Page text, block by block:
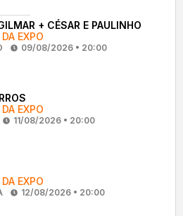
+ CÉSAR E PAULINHO
EXPO
09/08/2026 • 20:00
EXPO
11/08/2026 • 20:00
EXPO
12/08/2026 • 20:00